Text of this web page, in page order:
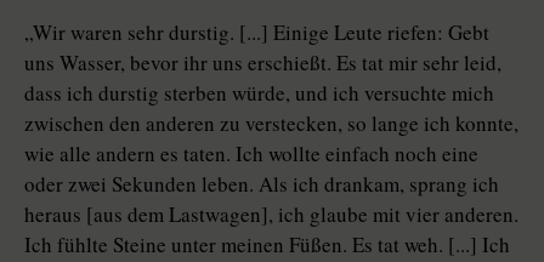
„Wir waren sehr durstig. [...] Einige Leute riefen: Gebt
uns Wasser, bevor ihr uns erschießt. Es tat mir sehr leid,
dass ich durstig sterben würde, und ich versuchte mich
zwischen den anderen zu verstecken, so lange ich konnte,
wie alle andern es taten. Ich wollte einfach noch eine
oder zwei Sekunden leben. Als ich drankam, sprang ich
heraus [aus dem Lastwagen], ich glaube mit vier anderen.
Ich fühlte Steine unter meinen Füßen. Es tat weh. [...] Ich